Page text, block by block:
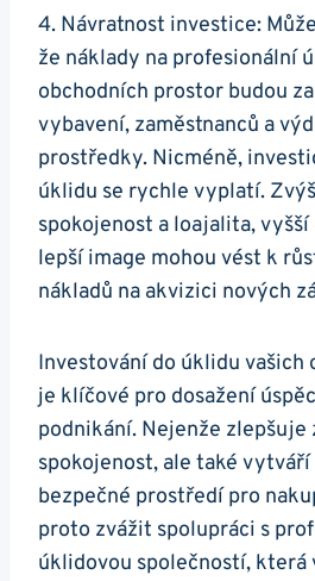
4. Návratnost investice:
že náklady na profesionální
obchodních prostor budou
vybavení, zaměstnanců a
prostředky. Nicméně,
úklidu se rychle vyplatí.
spokojenost a loajalita,
lepší image mohou vést k
nákladů na akvizici nových
Investování do úklidu
je klíčové pro dosažení
podnikání. Nejenže zlepšuje
spokojenost, ale také
bezpečné prostředí pro
proto zvážit spolupráci s
úklidovou společností, která